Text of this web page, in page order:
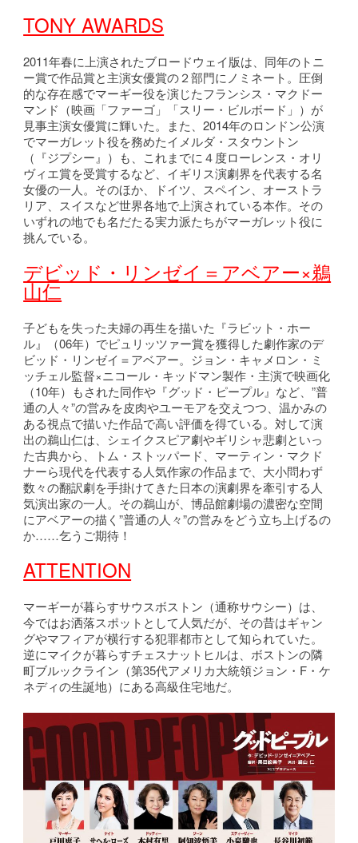
TONY AWARDS
2011年春に上演されたブロードウェイ版は、同年のトニ
ー賞で作品賞と主演女優賞の２部門にノミネート。圧倒
的な存在感でマーギー役を演じたフランシス・マクドー
マンド（映画「ファーゴ」「スリー・ビルボード」）が
見事主演女優賞に輝いた。また、2014年のロンドン公演
でマーガレット役を務めたイメルダ・スタウントン
（『ジプシー』）も、これまでに４度ローレンス・オリ
ヴィエ賞を受賞するなど、イギリス演劇界を代表する名
女優の一人。そのほか、ドイツ、スペイン、オーストラ
リア、スイスなど世界各地で上演されている本作。その
いずれの地でも名だたる実力派たちがマーガレット役に
挑んでいる。
デビッド・リンゼイ＝アベアー×鵜
山仁
子どもを失った夫婦の再生を描いた『ラビット・ホー
ル』（06年）でピュリッツァー賞を獲得した劇作家のデ
ビッド・リンゼイ＝アベアー。ジョン・キャメロン・ミ
ッチェル監督×ニコール・キッドマン製作・主演で映画化
（10年）もされた同作や『グッド・ピープル』など、”普
通の人々”の営みを皮肉やユーモアを交えつつ、温かみの
ある視点で描いた作品で高い評価を得ている。対して演
出の鵜山仁は、シェイクスピア劇やギリシャ悲劇といっ
た古典から、トム・ストッパード、マーティン・マクド
ナーら現代を代表する人気作家の作品まで、大小問わず
数々の翻訳劇を手掛けてきた日本の演劇界を牽引する人
気演出家の一人。その鵜山が、博品館劇場の濃密な空間
にアベアーの描く”普通の人々”の営みをどう立ち上げるの
か……乞うご期待！
ATTENTION
マーギーが暮らすサウスボストン（通称サウシー）は、
今ではお洒落スポットとして人気だが、その昔はギャン
グやマフィアが横行する犯罪都市として知られていた。
逆にマイクが暮らすチェスナットヒルは、ボストンの隣
町ブルックライン（第35代アメリカ大統領ジョン・F・ケ
ネディの生誕地）にある高級住宅地だ。